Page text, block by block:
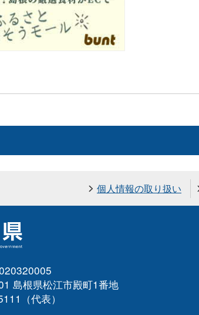
個人情報の取り扱い
島根県松江市殿町1番地
（代表）